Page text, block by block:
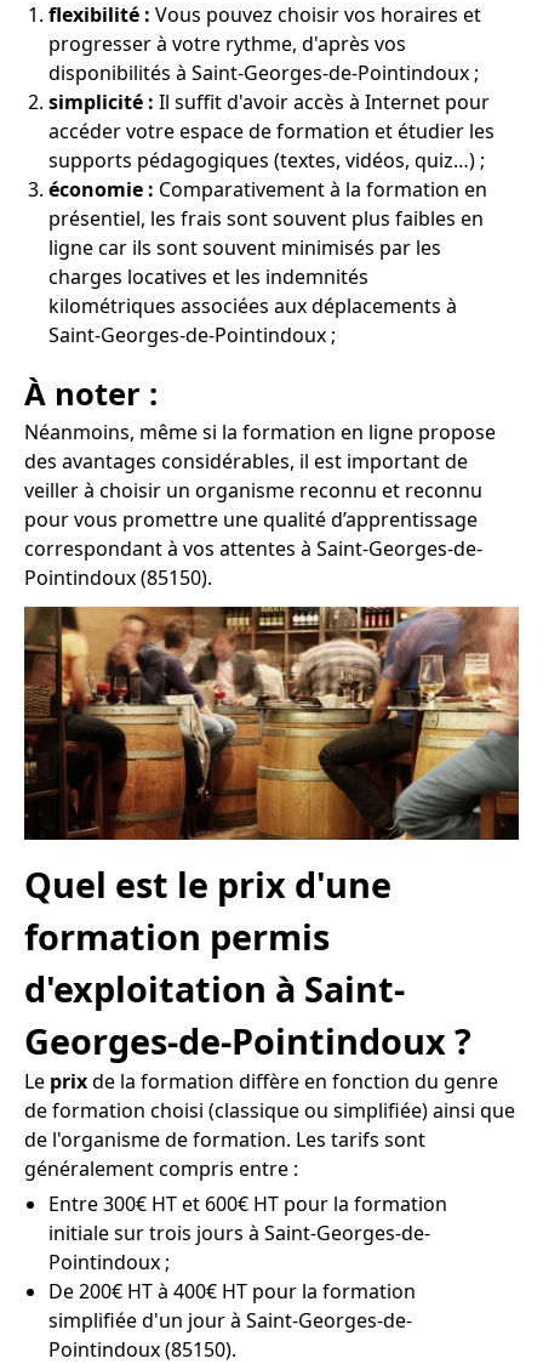
flexibilité : Vous pouvez choisir vos horaires et
progresser à votre rythme, d'après vos
disponibilités à Saint-Georges-de-Pointindoux ;
simplicité : Il suffit d'avoir accès à Internet pour
accéder votre espace de formation et étudier les
supports pédagogiques (textes, vidéos, quiz…) ;
économie : Comparativement à la formation en
présentiel, les frais sont souvent plus faibles en
ligne car ils sont souvent minimisés par les
charges locatives et les indemnités
kilométriques associées aux déplacements à
Saint-Georges-de-Pointindoux ;
À noter :
Néanmoins, même si la formation en ligne propose
des avantages considérables, il est important de
veiller à choisir un organisme reconnu et reconnu
pour vous promettre une qualité d’apprentissage
correspondant à vos attentes à Saint-Georges-de-
Pointindoux (85150).
Quel est le prix d'une
formation permis
d'exploitation à Saint-
Georges-de-Pointindoux ?
Le prixde la formation diffère en fonction du genre
de formation choisi (classique ou simplifiée) ainsi que
de l'organisme de formation. Les tarifs sont
généralement compris entre :
Entre 300€ HT et 600€ HT pour la formation
initiale sur trois jours à Saint-Georges-de-
Pointindoux ;
De 200€ HT à 400€ HT pour la formation
simplifiée d'un jour à Saint-Georges-de-
Pointindoux (85150).